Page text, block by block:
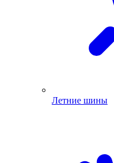
Летние шины